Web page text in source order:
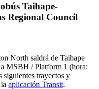
Taihape-
Regional Council
North saldrá de Taihape
MSBH / Platform 1 (hora:
siguientes trayectos y
aplicación Transit.